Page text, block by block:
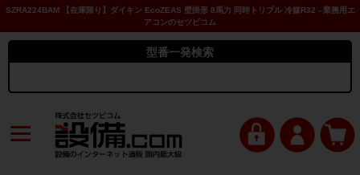
SZRA224BAM 【在庫限り】ダイキン EcoZEAS 壁掛形 8馬力 同時トリプル 冷媒R32 - 業務用エ
アコンのセツビコム
型番一発検索